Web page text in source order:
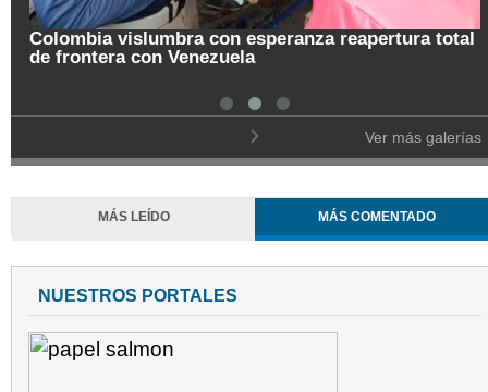
Colombia vislumbra con esperanza reapertura total
de frontera con Venezuela
Ver más galerías
MÁS LEÍDO MÁS COMENTADO
NUESTROS PORTALES